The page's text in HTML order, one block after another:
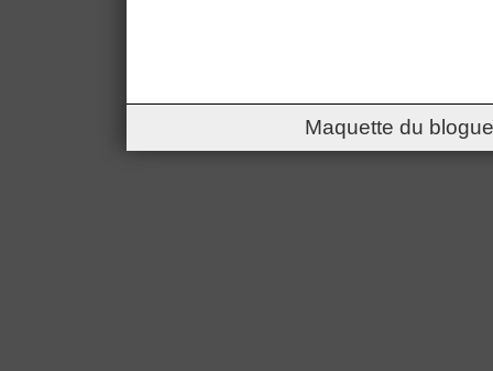
Maquette du